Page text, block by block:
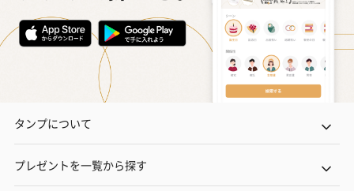
タンプについて
プレゼントを一覧から探す